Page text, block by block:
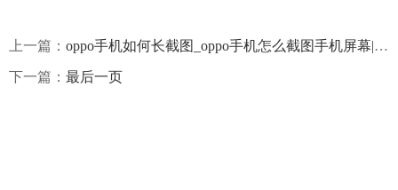
上一篇： oppo手机如何长截图_oppo手机怎么截图手机屏幕|每日精选
下一篇： 最后一页